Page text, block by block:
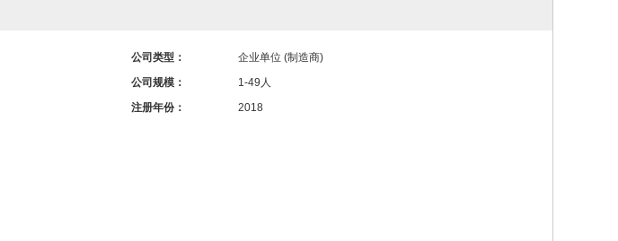
公司类型：
企业单位 (制造商)
公司规模：
1-49人
注册年份： 2018